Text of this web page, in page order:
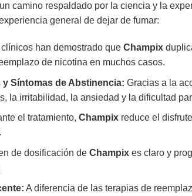
camino respaldado por la ciencia y la
general de dejar de fumar:
han demostrado que Champix
de nicotina en muchos casos.
Síntomas de Abstinencia: Gracias a la
la irritabilidad, la ansiedad y la dificultad
el tratamiento, Champixreduce el
de dosificación de Champixes claro y
A diferencia de las terapias de